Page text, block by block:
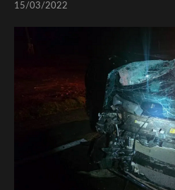
15/03/2022